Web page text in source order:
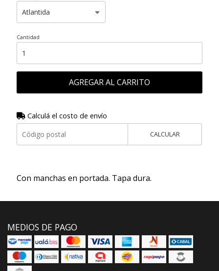
Cantidad
AGREGAR AL CARRITO
Calculá el costo de envío
CALCULAR
Con manchas en portada. Tapa dura.
MEDIOS DE PAGO